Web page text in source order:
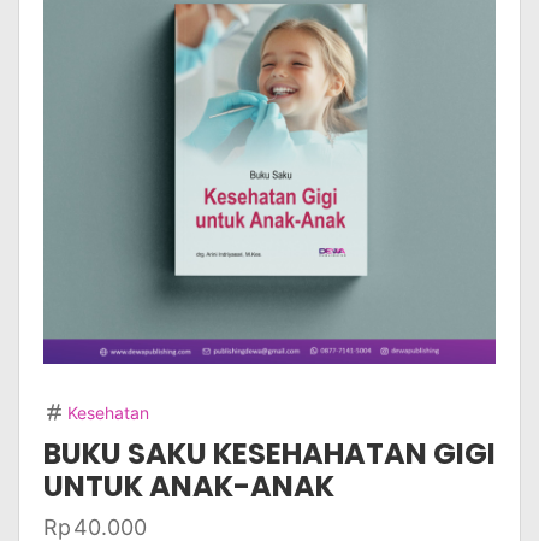
Kesehatan
BUKU SAKU KESEHAHATAN GIGI
UNTUK ANAK-ANAK
Rp40.000